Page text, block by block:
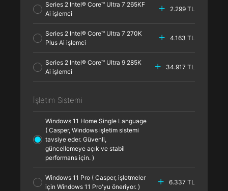
Series 2 Intel® Core™ Ultra 7 265KF
Ai işlemci
2.299 TL
Series 2 Intel® Core™ Ultra 7 270K
Plus Ai işlemci
4.163 TL
Series 2 Intel® Core™ Ultra 9 285K
Ai işlemci
34.917 TL
İşletim Sistemi
Windows 11 Home Single Language
( Casper, Windows işletim sistemi
tavsiye eder. Güvenli,
güncellemeye açık ve stabil
performans için. )
Windows 11 Pro ( Casper, işletmeler
için Windows 11 Pro'yu öneriyor. )
6.337 TL